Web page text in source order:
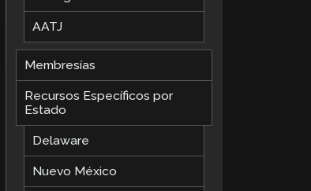
AATJ
Membresías
Recursos Específicos por
Estado
Delaware
Nuevo México